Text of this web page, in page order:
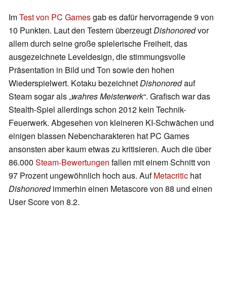
ImTest von PC Gamesgab es dafür hervorragende 9 von
10 Punkten. Laut den Testern überzeugtDishonoredvor
allem durch seine große spielerische Freiheit, das
ausgezeichnete Leveldesign, die stimmungsvolle
Präsentation in Bild und Ton sowie den hohen
Wiederspielwert. Kotaku bezeichnetDishonoredauf
Steamsogar als „wahres Meisterwerk“. Grafisch war das
Stealth-Spiel allerdings schon 2012 kein Technik-
Feuerwerk. Abgesehen von kleineren KI-Schwächen und
einigen blassen Nebencharakteren hat PC Games
ansonsten aber kaum etwas zu kritisieren. Auch die über
86.000 Steam-Bewertungen fallen mit einem Schnitt von
97 Prozent ungewöhnlich hoch aus. AufMetacritic hat
Dishonoredimmerhin einen Metascore von 88 und einen
User Score von 8.2.